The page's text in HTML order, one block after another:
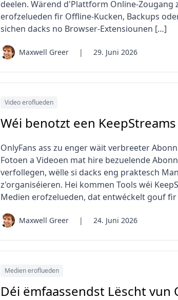
deelen. Wärend d'Plattform Online-
erofzelueden fir Offline-Kucken, Backups
sichen dacks no Browser-Extensiounen […]
Maxwell Greer | 29. Juni 2026
Video eroflueden
Wéi benotzt een
OnlyFans ass zu enger wäit verbreeter
Fotoen a Videoen mat hire bezuelende
verfollegen, wëlle si dacks eng praktesch
z'organiséieren. Hei kommen Tools wéi
Medien erofzelueden, dat entwéckelt gouf
Maxwell Greer | 24. Juni 2026
Medien eroflueden
Déi ëmfaassendst Lëscht vun